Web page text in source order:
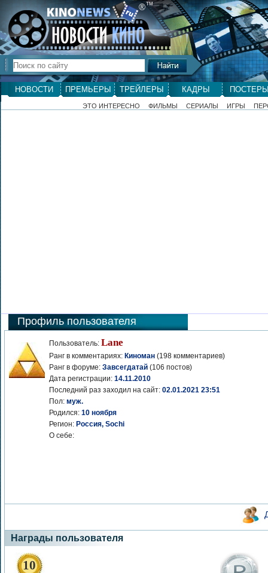
®ТМ
НОВОСТИ ПРЕМЬЕРЫ ТРЕЙЛЕРЫ КАДРЫ
ЭТО ИНТЕРЕСНО ФИЛЬМЫ СЕРИАЛЫ ИГРЫ
Профиль пользователя
Пользователь: Lane
Ранг в комментариях: Киноман (198 комментариев)
Ранг в форуме: Завсегдатай (106 постов)
Дата регистрации: 14.11.2010
Последний раз заходил на сайт: 02.01.2021 23:51
Пол: муж.
Родился: 10 ноября
Регион: Россия, Sochi
О себе:
Награды пользователя
10